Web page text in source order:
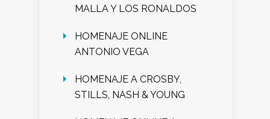
MALLA Y LOS RONALDOS
HOMENAJE ONLINE
ANTONIO VEGA
HOMENAJE A CROSBY,
STILLS, NASH & YOUNG